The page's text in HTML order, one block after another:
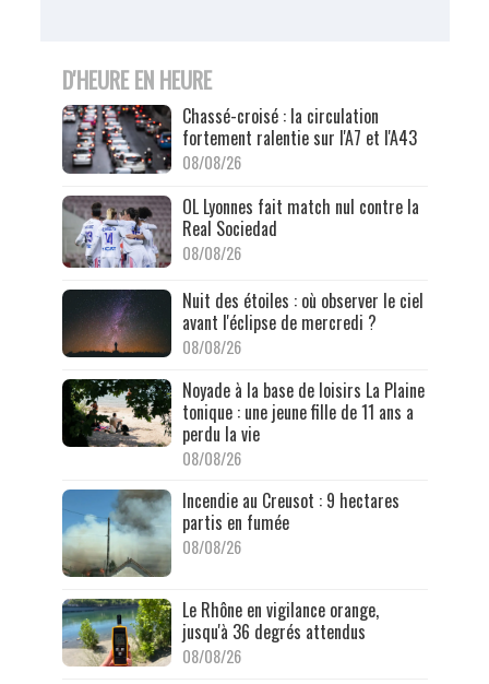
D'HEURE EN HEURE
Chassé-croisé : la circulation
fortement ralentie sur l'A7 et l'A43
08/08/26
OL Lyonnes fait match nul contre la
Real Sociedad
08/08/26
Nuit des étoiles : où observer le ciel
avant l'éclipse de mercredi ?
08/08/26
Noyade à la base de loisirs La Plaine
tonique : une jeune fille de 11 ans a
perdu la vie
08/08/26
Incendie au Creusot : 9 hectares
partis en fumée
08/08/26
Le Rhône en vigilance orange,
jusqu'à 36 degrés attendus
08/08/26